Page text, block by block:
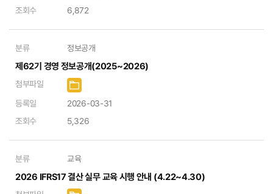
조회수
6,872
분류 정보공개
제62기 경영 정보공개(2025~2026)
첨부파일
등록일
2026-03-31
조회수
5,326
분류 교육
2026 IFRS17 결산 실무 교육 시행 안내 (4.22~4.30)